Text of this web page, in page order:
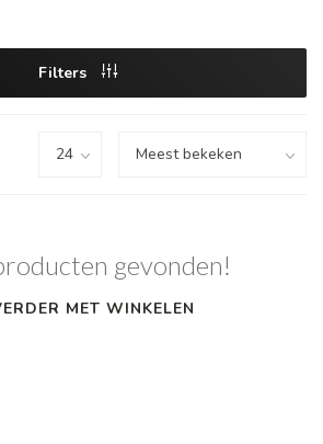
Filters
gevonden!
MET WINKELEN